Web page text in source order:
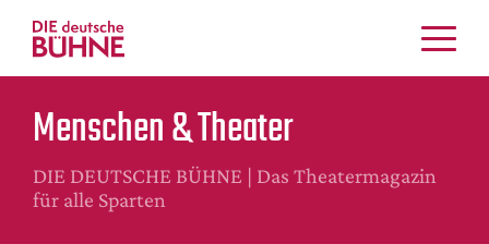
Schauspiel
Tanz
Menschen & Theater
DIE DEUTSCHE BÜHNE | Das Theatermagazin
für alle Sparten